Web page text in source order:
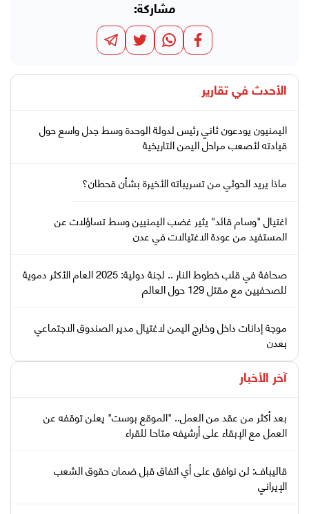
مشاركة:
الأحدث في تقارير
اليمنيون يودعون ثاني رئيس لدولة الوحدة وسط جدل واسع حول
قيادته لأصعب مراحل اليمن التاريخية
ماذا يريد الحوثي من تسريباته الأخيرة بشأن قحطان؟
اغتيال "وسام قائد" يثير غضب اليمنيين وسط تساؤلات عن
المستفيد من عودة الاغتيالات في عدن
صحافة في قلب خطوط النار .. لجنة دولية: 2025 العام الأكثر دموية
للصحفيين مع مقتل 129 حول العالم
موجة إدانات داخل وخارج اليمن لاغتيال مدير الصندوق الاجتماعي
بعدن
آخر الأخبار
بعد أكثر من عقد من العمل.. "الموقع بوست" يعلن توقفه عن
العمل مع الإبقاء على أرشيفه متاحا للقراء
قاليباف: لن نوافق على أي اتفاق قبل ضمان حقوق الشعب
الإيراني